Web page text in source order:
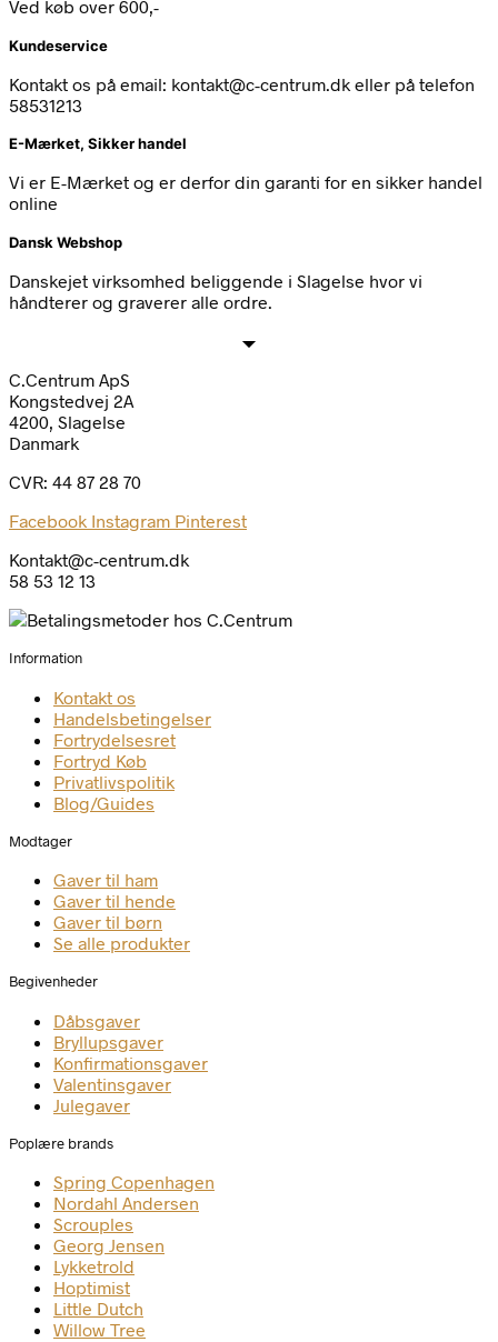
Ved køb over 600,-
Kundeservice
Kontakt os på email: kontakt@c-centrum.dk eller på telefon
58531213
E-Mærket, Sikker handel
Vi er E-Mærket og er derfor din garanti for en sikker handel
online
Dansk Webshop
Danskejet virksomhed beliggende i Slagelse hvor vi
håndterer og graverer alle ordre.
C.Centrum ApS
Kongstedvej 2A
4200, Slagelse
Danmark
CVR: 44 87 28 70
Facebook Instagram Pinterest
Kontakt@c-centrum.dk
58 53 12 13
Information
Kontakt os
Handelsbetingelser
Fortrydelsesret
Fortryd Køb
Privatlivspolitik
Blog/Guides
Modtager
Gaver til ham
Gaver til hende
Gaver til børn
Se alle produkter
Begivenheder
Dåbsgaver
Bryllupsgaver
Konfirmationsgaver
Valentinsgaver
Julegaver
Poplære brands
Spring Copenhagen
Nordahl Andersen
Scrouples
Georg Jensen
Lykketrold
Hoptimist
Little Dutch
Willow Tree